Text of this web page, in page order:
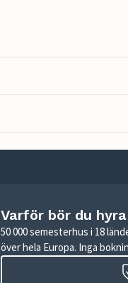
Varför bör du
50 000 semesterhus i 18
över hela Europa. Inga